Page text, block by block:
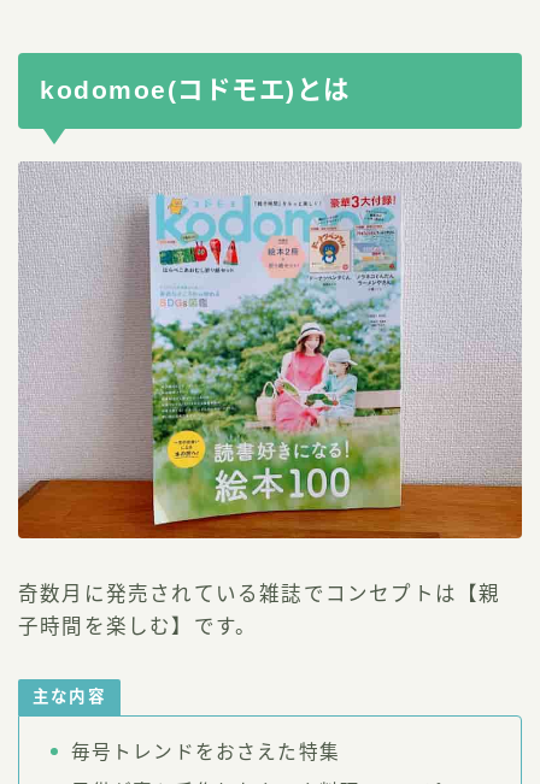
kodomoe(コドモエ)とは
奇数月に発売されている雑誌でコンセプトは【親
子時間を楽しむ】です。
主な内容
毎号トレンドをおさえた特集